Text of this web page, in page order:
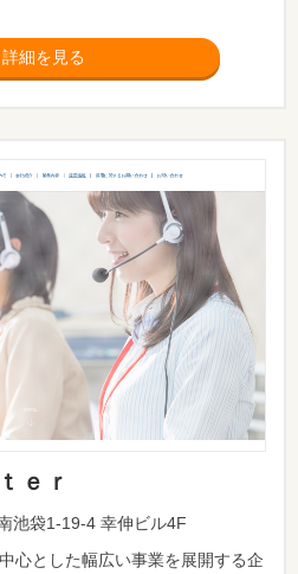
詳細を見る
ｅｒ
池袋1-19-4 幸伸ビル4F
心とした幅広い事業を展開する企